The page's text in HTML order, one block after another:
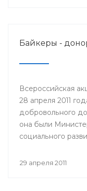
Байкеры -
Всероссийская
28 апреля 2011
добровольного
она были
социального
велосипедисты и
29 апреля 2011